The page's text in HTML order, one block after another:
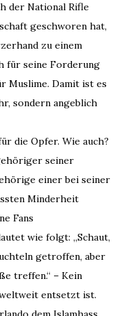
der National Rifle
geschworen hat,
zu einem
für seine Forderung
Muslime. Damit ist es
sondern angeblich
die Opfer. Wie auch?
seiner
einer bei seiner
Minderheit
Fans
wie folgt: „Schaut,
getroffen, aber
treffen.“ – Kein
entsetzt ist.